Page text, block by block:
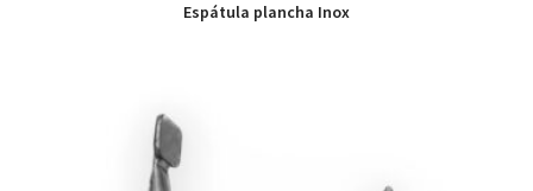
Espátula plancha Inox